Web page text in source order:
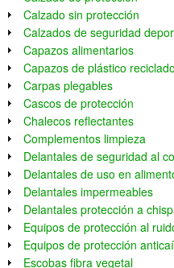
Calzado sin protección
Calzados de seguridad
Capazos alimentarios
Capazos de plástico reciclado
Carpas plegables
Cascos de protección
Chalecos reflectantes
Complementos limpieza
Delantales de seguridad al
Delantales de uso en
Delantales impermeables
Delantales protección a
Equipos de protección al
Equipos de protección
Escobas fibra vegetal